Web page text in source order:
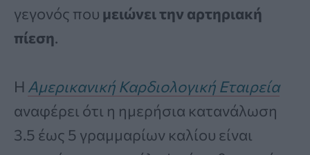
γεγονός που μειώνει την αρτηριακή
πίεση.
Η Αμερικανική Καρδιολογική Εταιρεία
αναφέρει ότι η ημερήσια κατανάλωση
3.5 έως 5 γραμμαρίων καλίου είναι